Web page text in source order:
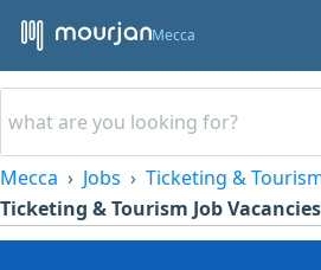
Mecca
Mecca Jobs
Ticketing &
Ticketing & Tourism Job Vacancies